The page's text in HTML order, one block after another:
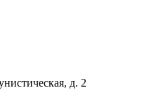
д. 2